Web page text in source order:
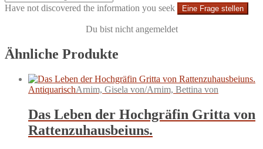
Have not discovered the information you seek Eine Frage stellen
Du bist nicht angemeldet
Ähnliche Produkte
AntiquarischArnim, Gisela von/Arnim, Bettina von
Das Leben der Hochgräfin Gritta von
Rattenzuhausbeiuns.